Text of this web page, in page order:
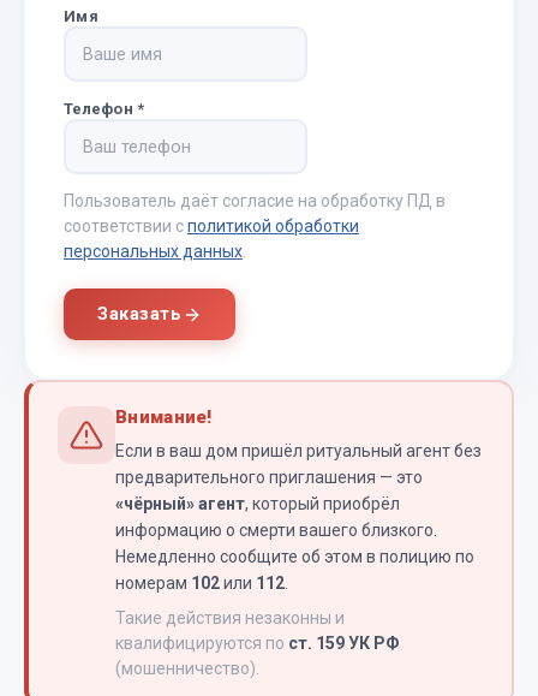
Имя
Телефон*
Пользователь даёт согласие на обработку ПД в
соответствии сполитикой обработки
персональных данных
Заказать
Внимание!
Если в ваш дом пришёл ритуальный агент без
предварительного приглашения — это
«чёрный» агент, который приобрёл
информацию о смерти вашего близкого.
Немедленно сообщите об этом в полицию по
номерам 102или 112
Такие действия незаконны и
квалифицируются по ст. 159 УК РФ
(мошенничество).